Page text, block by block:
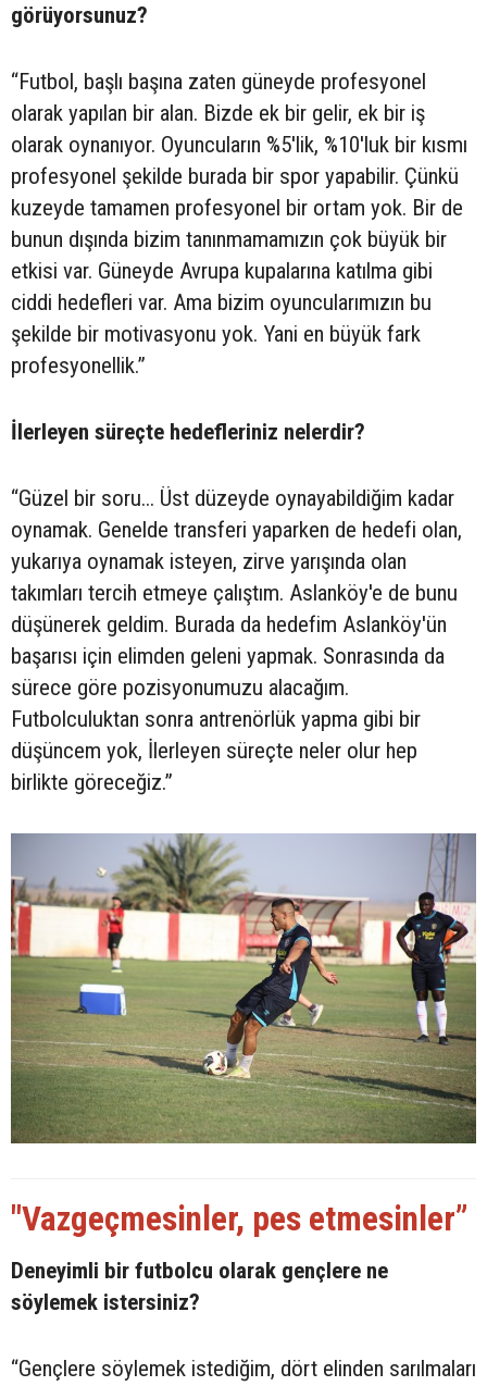
görüyorsunuz?
“Futbol, başlı başına zaten güneyde profesyonel
olarak yapılan bir alan. Bizde ek bir gelir, ek bir iş
olarak oynanıyor. Oyuncuların %5'lik, %10'luk bir kısmı
profesyonel şekilde burada bir spor yapabilir. Çünkü
kuzeyde tamamen profesyonel bir ortam yok. Bir de
bunun dışında bizim tanınmamamızın çok büyük bir
etkisi var. Güneyde Avrupa kupalarına katılma gibi
ciddi hedefleri var. Ama bizim oyuncularımızın bu
şekilde bir motivasyonu yok. Yani en büyük fark
profesyonellik.”
İlerleyen süreçte hedefleriniz nelerdir?
“Güzel bir soru... Üst düzeyde oynayabildiğim kadar
oynamak. Genelde transferi yaparken de hedefi olan,
yukarıya oynamak isteyen, zirve yarışında olan
takımları tercih etmeye çalıştım. Aslanköy'e de bunu
düşünerek geldim. Burada da hedefim Aslanköy'ün
başarısı için elimden geleni yapmak. Sonrasında da
sürece göre pozisyonumuzu alacağım.
Futbolculuktan sonra antrenörlük yapma gibi bir
düşüncem yok, İlerleyen süreçte neler olur hep
birlikte göreceğiz.”
"Vazgeçmesinler, pes etmesinler”
Deneyimli bir futbolcu olarak gençlere ne
söylemek istersiniz?
“Gençlere söylemek istediğim, dört elinden sarılmaları